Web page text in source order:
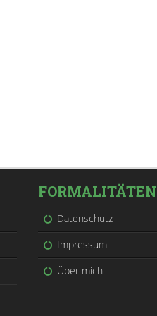
FORMALITÄTEN
Datenschutz
Impressum
Über mich